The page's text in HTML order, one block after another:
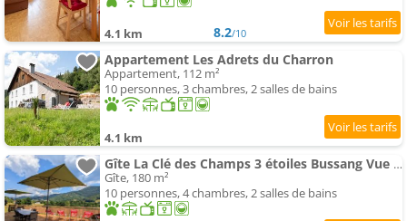
4.1 km 8.2/10
Appartement Les Adrets du Charron
Appartement, 112 m²
10 personnes, 3 chambres, 2 salles de bains
4.1 km
Gîte La Clé des Champs 3 étoiles Bussang Vue panoramique Terrasse Vosges
Gîte, 180 m²
10 personnes, 4 chambres, 2 salles de bains